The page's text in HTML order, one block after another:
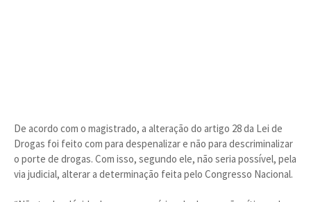
De acordo com o magistrado, a alteração do artigo 28 da Lei de
Drogas foi feito com para despenalizar e não para descriminalizar
o porte de drogas. Com isso, segundo ele, não seria possível, pela
via judicial, alterar a determinação feita pelo Congresso Nacional.